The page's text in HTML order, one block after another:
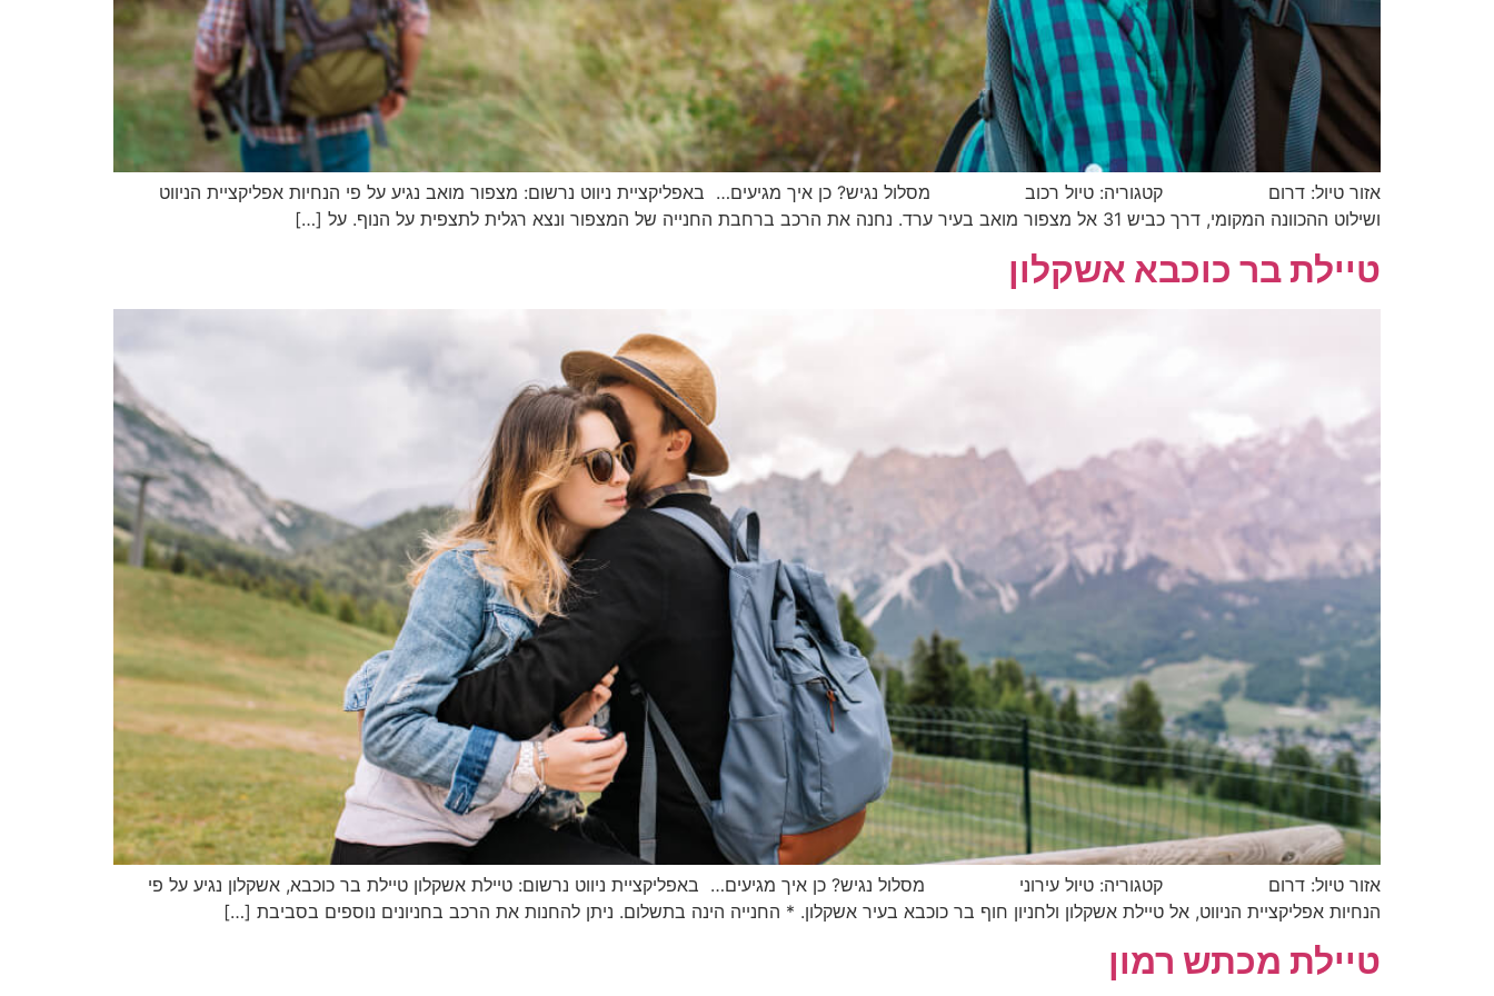
אזור טיול: דרום קטגוריה: טיול רכוב מסלול נגיש? כן איך מגיעים… באפליקציית ניווט נרשום: מצפור מואב נגיע על פי הנחיות אפליקציית הניווט
ושילוט ההכוונה המקומי, דרך כביש 31 אל מצפור מואב בעיר ערד. נחנה את הרכב ברחבת החנייה של המצפור ונצא רגלית לתצפית על הנוף. על […]
טיילת בר כוכבא אשקלון
אזור טיול: דרום קטגוריה: טיול עירוני מסלול נגיש? כן איך מגיעים… באפליקציית ניווט נרשום: טיילת אשקלון טיילת בר כוכבא, אשקלון נגיע על פי
הנחיות אפליקציית הניווט, אל טיילת אשקלון ולחניון חוף בר כוכבא בעיר אשקלון. * החנייה הינה בתשלום. ניתן להחנות את הרכב בחניונים נוספים בסביבת […]
טיילת מכתש רמון